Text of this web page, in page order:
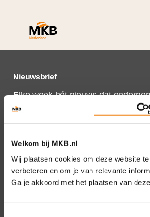
Welkom bij MKB.nl
Wij plaatsen cookies om deze website
verbeteren en om je van relevante
Ga je akkoord met het plaatsen van
Nieuwsbrief
Elke week hét nieuws dat
Schrijf je nu in voor de MKB-
nieuwsbrief.
Schrijf je in
Direct naar
Over ons